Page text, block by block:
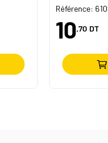
Référence:
10,70 DT